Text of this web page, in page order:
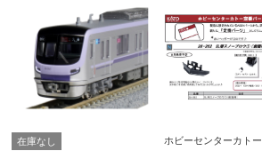
在庫なし
ホビーセンターカトー